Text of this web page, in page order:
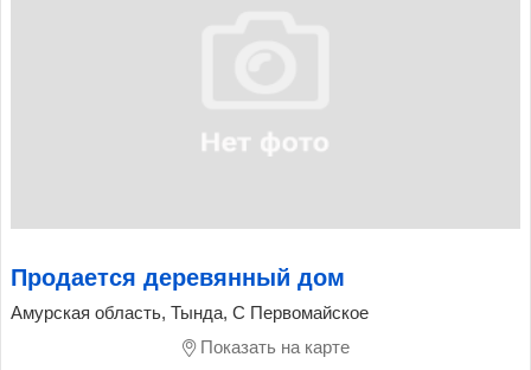
Продается деревянный дом
Амурская область, Тында, С Первомайское
Показать на карте